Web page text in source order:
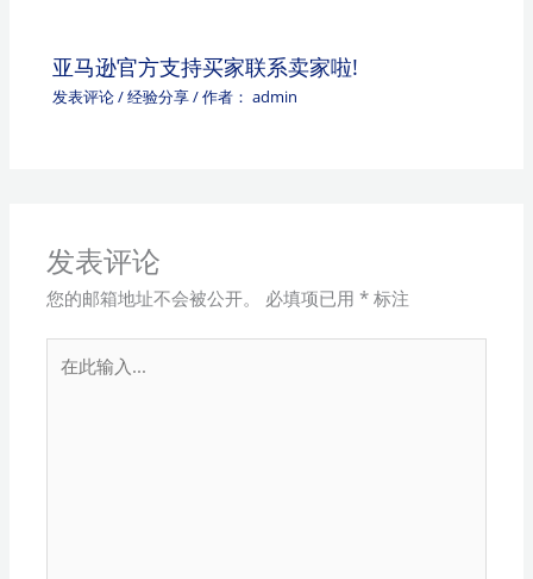
亚马逊官方支持买家联系卖家啦!
发表评论/经验分享/ 作者： admin
发表评论
您的邮箱地址不会被公开。 必填项已用* 标注
此